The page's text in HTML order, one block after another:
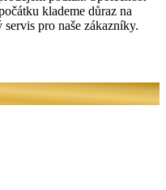
klademe důraz na
pro naše zákazníky.